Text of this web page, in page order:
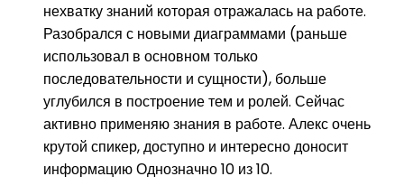
нехватку знаний которая отражалась на работе.
Разобрался с новыми диаграммами (раньше
использовал в основном только
последовательности и сущности), больше
углубился в построение тем и ролей. Сейчас
активно применяю знания в работе. Алекс очень
крутой спикер, доступно и интересно доносит
информацию Однозначно 10 из 10.